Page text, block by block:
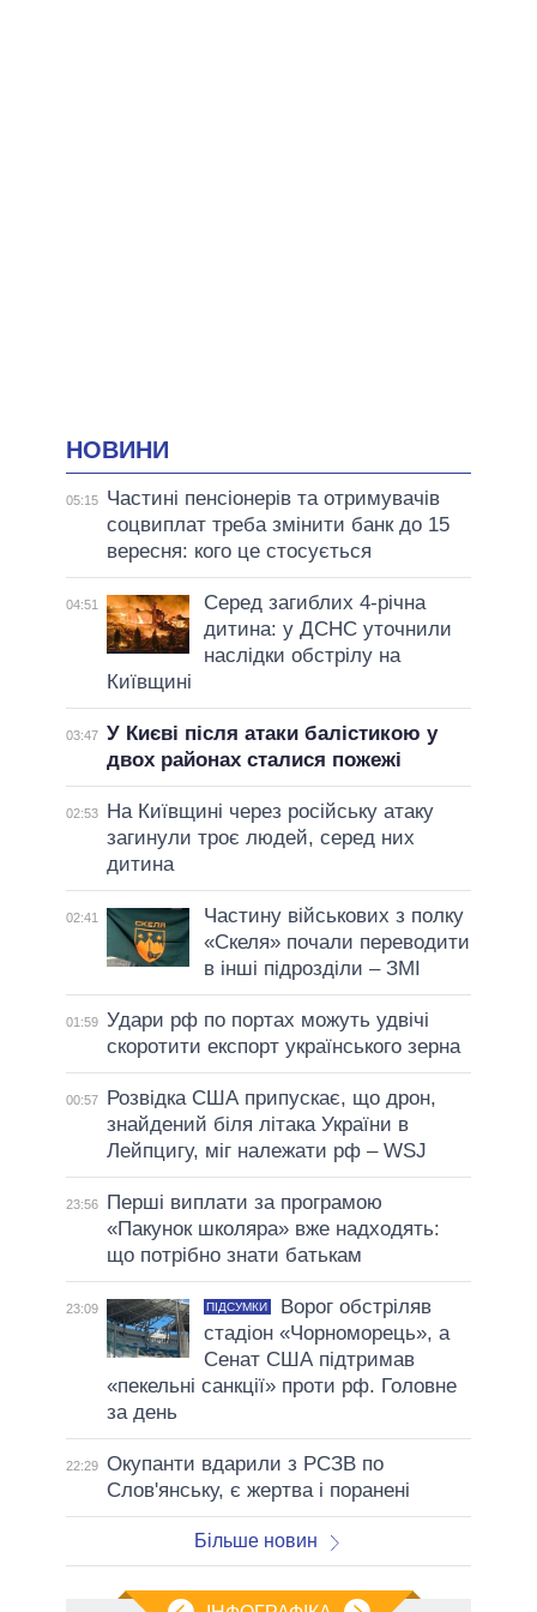
НОВИНИ
05:15
Частині пенсіонерів та отримувачів
соцвиплат треба змінити банк до 15
вересня: кого це стосується
04:51
Серед загиблих 4-річна
дитина: у ДСНС уточнили
наслідки обстрілу на
Київщині
03:47 У Києві після атаки балістикою у
двох районах сталися пожежі
02:53
На Київщині через російську атаку
загинули троє людей, серед них
дитина
02:41
Частину військових з полку
«Скеля» почали переводити
в інші підрозділи – ЗМІ
01:59 Удари рф по портах можуть удвічі
скоротити експорт українського зерна
00:57
Розвідка США припускає, що дрон,
знайдений біля літака України в
Лейпцигу, міг належати рф – WSJ
23:56
Перші виплати за програмою
«Пакунок школяра» вже надходять:
що потрібно знати батькам
23:09 ПІДСУМКИ
Ворог обстріляв
стадіон «Чорноморець», а
Сенат США підтримав
«пекельні санкції» проти рф. Головне
за день
22:29 Окупанти вдарили з РСЗВ по
Слов'янську, є жертва і поранені
Більше новин